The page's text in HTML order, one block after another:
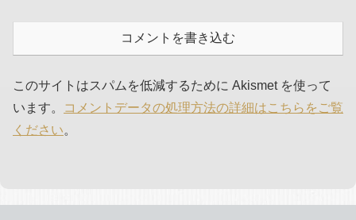
コメントを書き込む
このサイトはスパムを低減するために Akismet を使って
います。
コメントデータの処理方法の詳細はこちらをご覧
ください。